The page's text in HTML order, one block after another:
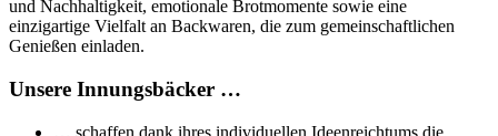
und Nachhaltigkeit, emotionale Brotmomente sowie eine
einzigartige Vielfalt an Backwaren, die zum gemeinschaftlichen
Genießen einladen.
Unsere Innungsbäcker …
… schaffen dank ihres individuellen Ideenreichtums die